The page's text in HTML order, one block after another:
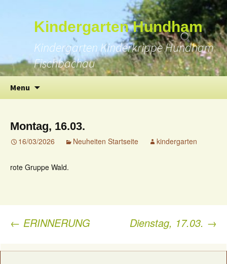
Kindergarten Hundham
Kindergarten Kinderkrippe Hundham
Fischbachau
Menu
content
Suchen
nach:
Montag, 16.03.
16/03/2026 Neuheiten Startseite kindergarten
rote Gruppe Wald.
Post
← ERINNERUNG Dienstag, 17.03. →